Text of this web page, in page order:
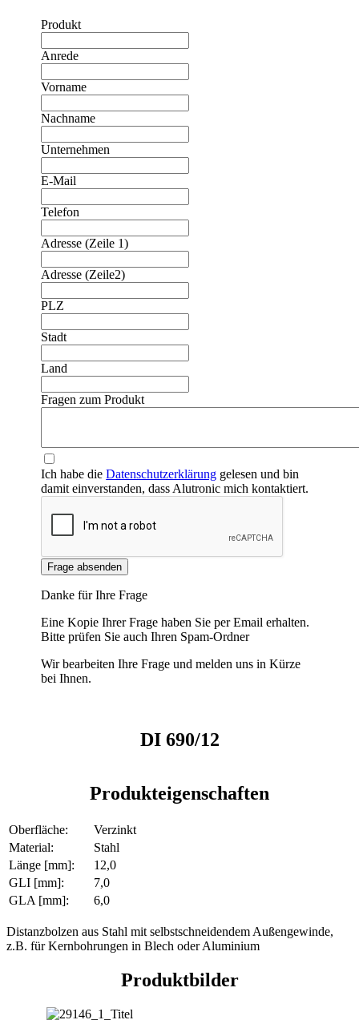
Produkt
Anrede
Vorname
Nachname
Unternehmen
E-Mail
Telefon
Adresse (Zeile 1)
Adresse (Zeile2)
PLZ
Stadt
Land
Fragen zum Produkt
Ich habe dieDatenschutzerklärung gelesen und bin
damit einverstanden, dass Alutronic mich kontaktiert.
Frage absenden
Danke für Ihre Frage
Eine Kopie Ihrer Frage haben Sie per Email erhalten.
Bitte prüfen Sie auch Ihren Spam-Ordner
Wir bearbeiten Ihre Frage und melden uns in Kürze
bei Ihnen.
DI 690/12
Produkteigenschaften
Oberfläche:
Verzinkt
Material:
Stahl
Länge [mm]:
12,0
GLI [mm]:
7,0
GLA [mm]:
6,0
Distanzbolzen aus Stahl mit selbstschneidendem Außengewinde,
z.B. für Kernbohrungen in Blech oder Aluminium
Produktbilder